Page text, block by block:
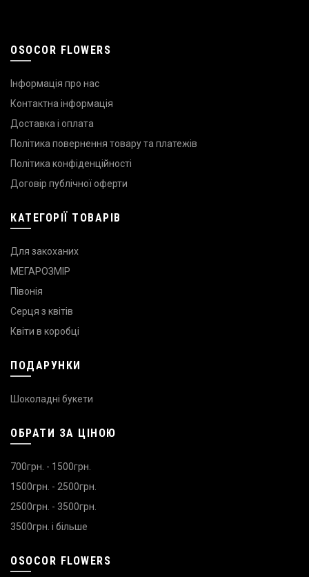
OSOCOR FLOWERS
Інформація про нас
Контактна інформація
Доставка і оплата
Політика повернення товару та платежів
Політика конфіденційності
Договір публічної оферти
КАТЕГОРІЇ ТОВАРІВ
Для закоханих
МЕГАРОЗМІР
Півонія
Серця з квітів
Квіти в коробці
ПОДАРУНКИ
Шоколадні букети
ОБРАТИ ЗА ЦІНОЮ
700грн. - 1500грн.
1500грн. - 2500грн.
2500грн. - 3500грн.
3500грн. і більше
OSOCOR FLOWERS